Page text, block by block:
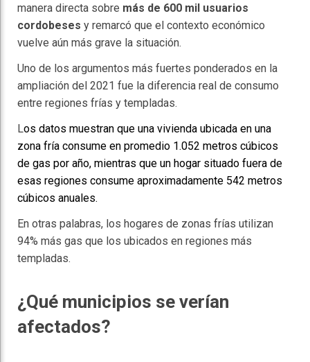
manera directa sobre más de 600 mil usuarios
cordobeses y remarcó que el contexto económico
vuelve aún más grave la situación.
Uno de los argumentos más fuertes ponderados en la
ampliación del 2021 fue la diferencia real de consumo
entre regiones frías y templadas.
Los datos muestran que una vivienda ubicada en una
zona fría consume en promedio 1.052 metros cúbicos
de gas por año, mientras que un hogar situado fuera de
esas regiones consume aproximadamente 542 metros
cúbicos anuales.
En otras palabras, los hogares de zonas frías utilizan
94% más gas que los ubicados en regiones más
templadas.
¿Qué municipios se verían
afectados?